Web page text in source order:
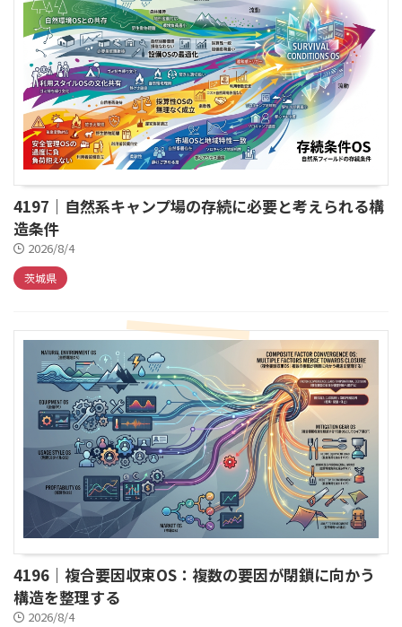
4197｜自然系キャンプ場の存続に必要と考えられる構
造条件
2026/8/4
茨城県
4196｜複合要因収束OS：複数の要因が閉鎖に向かう
構造を整理する
2026/8/4